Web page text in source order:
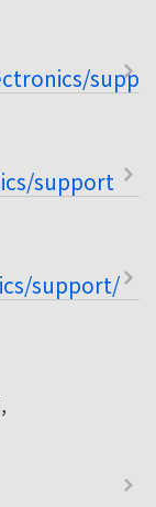
support
support/